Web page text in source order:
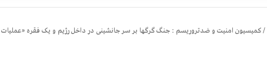
/کمیسیون امنیت و ضدتروریسم : جنگ گرگها بر سر جانشینی در داخل رژیم و یک فقره «عملیات